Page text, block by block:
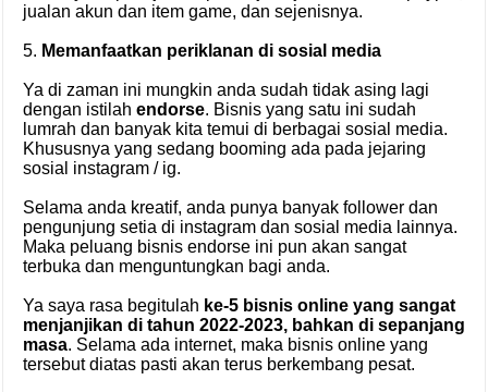
jualan akun dan item game, dan sejenisnya.
5. Memanfaatkan periklanan di sosial media
Ya di zaman ini mungkin anda sudah tidak asing lagi
dengan istilah endorse. Bisnis yang satu ini sudah
lumrah dan banyak kita temui di berbagai sosial media.
Khususnya yang sedang booming ada pada jejaring
sosial instagram / ig.
Selama anda kreatif, anda punya banyak follower dan
pengunjung setia di instagram dan sosial media lainnya.
Maka peluang bisnis endorse ini pun akan sangat
terbuka dan menguntungkan bagi anda.
Ya saya rasa begitulah ke-5 bisnis online yang sangat
menjanjikan di tahun 2022-2023, bahkan di sepanjang
masa. Selama ada internet, maka bisnis online yang
tersebut diatas pasti akan terus berkembang pesat.